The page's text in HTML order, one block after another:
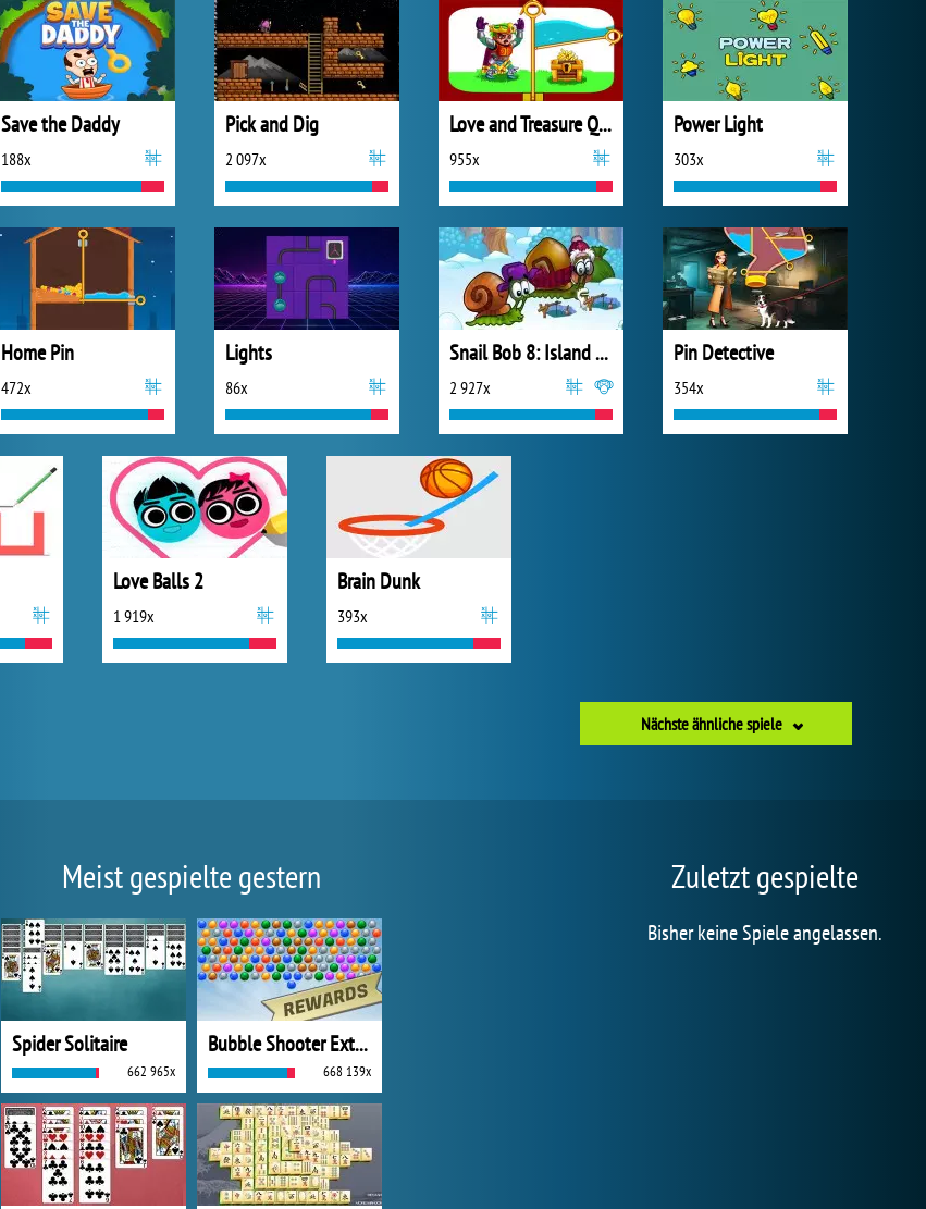
Save the Daddy
188x
Pick and Dig
2 097x
Love and Treasure Quest
955x
Power Light
303x
Home Pin
472x
Lights
86x
Snail Bob 8: Island Story
2 927x
Pin Detective
354x
Love Balls 2
1 919x
Brain Dunk
393x
Nächste ähnliche spiele
Meist gespielte gestern
Spider Solitaire
662 965x
Bubble Shooter Extreme
668 139x
Zuletzt gespielte
Bisher keine Spiele angelassen.